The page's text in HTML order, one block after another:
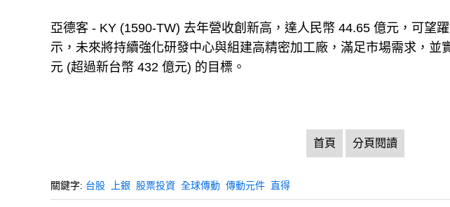
亞德客 - KY (1590-TW) 去年營收創新高，達人民幣 44.65 億元，可望
示，未來將持續強化研發中心與組建高精密加工廠，滿足市場需求，並
元 (超過新台幣 432 億元) 的目標。
首頁 分頁閱讀
關鍵字: 台股 上銀 股票投資 全球傳動 傳動元件 直得